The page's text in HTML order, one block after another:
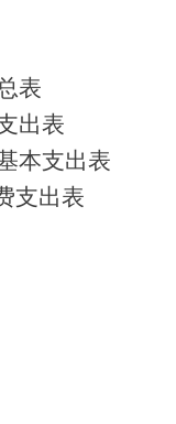
表
出表
本支出表
支出表